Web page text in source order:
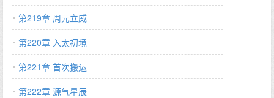
第219章 周元立威
第220章 入太初境
第221章 首次搬运
第222章 源气星辰